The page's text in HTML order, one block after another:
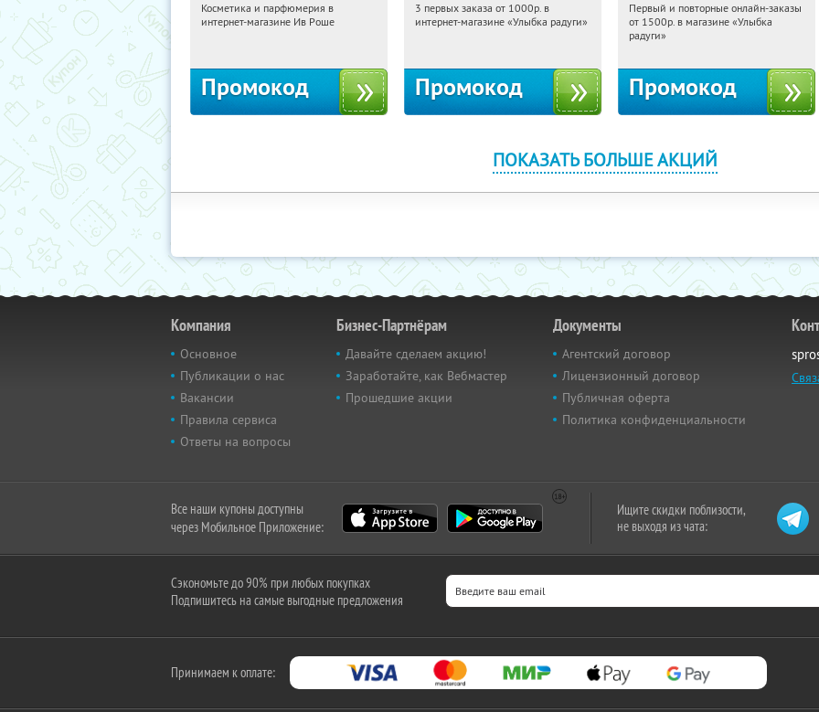
14:51:15 Получили:
Косметика и парфюмерия в
интернет-магазине Ив Роше
Промокод
14:51:15 Получили:
3 первых заказа от 1000р. в
интернет-магазине «Улыбка радуги»
Промокод
14:51:15 Получили:1
Россия
Первый и повторные онлайн-заказы
от 1500р. в магазине «Улыбка
радуги»
Промокод
ПОКАЗАТЬ БОЛЬШЕ АКЦИЙ
Компания
Основное
Публикации о нас
Вакансии
Правила сервиса
Ответы на вопросы
Бизнес-Партнёрам
Давайте сделаем акцию!
Заработайте, как Вебмастер
Прошедшие акции
Документы
Агентский договор
Лицензионный договор
Публичная оферта
Политика конфиденциальности
Все наши купоны доступны
через Мобильное Приложение:
Ищите скидки поблизости,
не выходя из чата:
Сэкономьте до 90% при любых покупках
Подпишитесь на самые выгодные предложения
Принимаем к оплате: